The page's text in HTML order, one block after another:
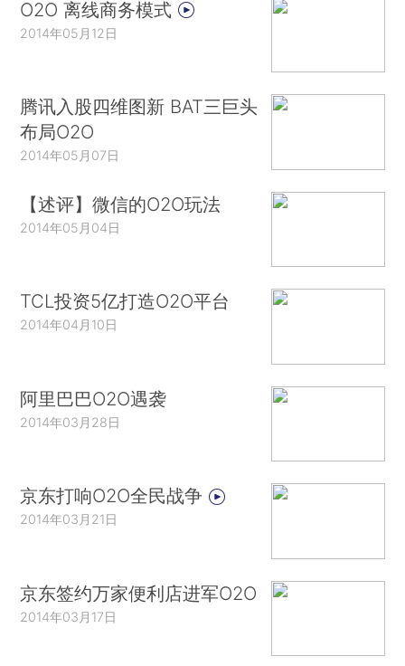
O2O 离线商务模式
2014年05月12日
腾讯入股四维图新 BAT三巨头
布局O2O
2014年05月07日
【述评】微信的O2O玩法
2014年05月04日
TCL投资5亿打造O2O平台
2014年04月10日
阿里巴巴O2O遇袭
2014年03月28日
京东打响O2O全民战争
2014年03月21日
京东签约万家便利店进军O2O
2014年03月17日